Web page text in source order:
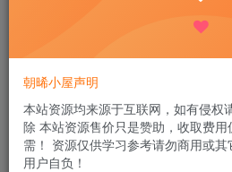
————————————————
练手[滑稽][滑稽]
2.获得会员过程。
朝晞小屋声明
本站资源均来源于互联网，如有侵权
除 本站资源售价只是赞助，收取费
需！ 资源仅供学习参考请勿商用或
用户自负！